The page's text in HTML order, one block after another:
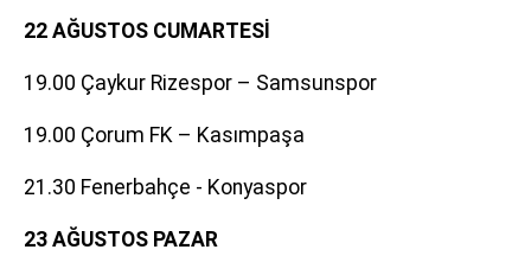
22 AĞUSTOS CUMARTESİ
19.00 Çaykur Rizespor – Samsunspor
19.00 Çorum FK – Kasımpaşa
21.30 Fenerbahçe - Konyaspor
23 AĞUSTOS PAZAR